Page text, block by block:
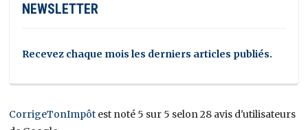
NEWSLETTER
Recevez chaque mois les derniers articles publiés.
CorrigeTonImpôt est noté 5 sur 5 selon 28 avis d'utilisateurs